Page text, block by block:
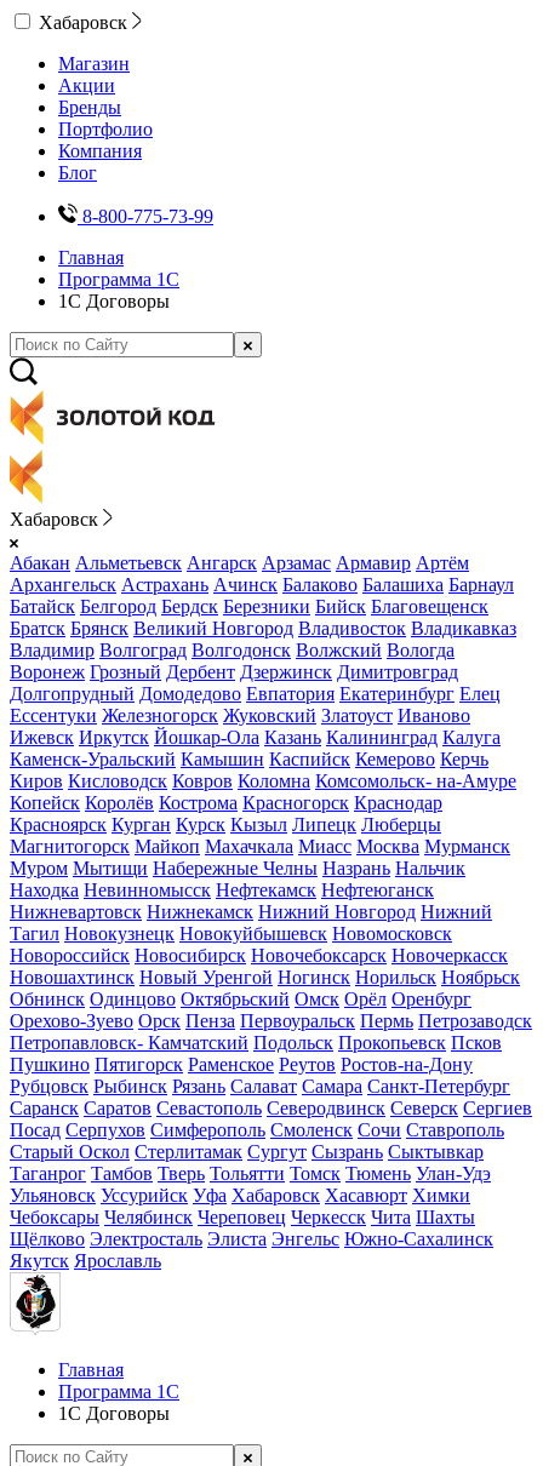
Хабаровск
Магазин
Акции
Бренды
Портфолио
Компания
Блог
8-800-775-73-99
Главная
Программа 1С
1С Договоры
Хабаровск
Абакан Альметьевск Ангарск Арзамас Армавир Артём
Архангельск Астрахань Ачинск Балаково Балашиха Барнаул
Батайск Белгород Бердск Березники Бийск Благовещенск
Братск Брянск Великий Новгород Владивосток Владикавказ
Владимир Волгоград Волгодонск Волжский Вологда
Воронеж Грозный Дербент Дзержинск Димитровград
Долгопрудный Домодедово Евпатория Екатеринбург Елец
Ессентуки Железногорск Жуковский Златоуст Иваново
Ижевск Иркутск Йошкар-Ола Казань Калининград Калуга
Каменск-Уральский Камышин Каспийск Кемерово Керчь
Киров Кисловодск Ковров Коломна Комсомольск- на-Амуре
Копейск Королёв Кострома Красногорск Краснодар
Красноярск Курган Курск Кызыл Липецк Люберцы
Магнитогорск Майкоп Махачкала Миасс Москва Мурманск
Муром Мытищи Набережные Челны Назрань Нальчик
Находка Невинномысск Нефтекамск Нефтеюганск
Нижневартовск Нижнекамск Нижний Новгород Нижний
Тагил Новокузнецк Новокуйбышевск Новомосковск
Новороссийск Новосибирск Новочебоксарск Новочеркасск
Новошахтинск Новый Уренгой Ногинск Норильск Ноябрьск
Обнинск Одинцово Октябрьский Омск Орёл Оренбург
Орехово-Зуево Орск Пенза Первоуральск Пермь Петрозаводск
Петропавловск- Камчатский Подольск Прокопьевск Псков
Пушкино Пятигорск Раменское Реутов Ростов-на-Дону
Рубцовск Рыбинск Рязань Салават Самара Санкт-Петербург
Саранск Саратов Севастополь Северодвинск Северск Сергиев
Посад Серпухов Симферополь Смоленск Сочи Ставрополь
Старый Оскол Стерлитамак Сургут Сызрань Сыктывкар
Таганрог Тамбов Тверь Тольятти Томск Тюмень Улан-Удэ
Ульяновск Уссурийск Уфа Хабаровск Хасавюрт Химки
Чебоксары Челябинск Череповец Черкесск Чита Шахты
Щёлково Электросталь Элиста Энгельс Южно-Сахалинск
Якутск Ярославль
Главная
Программа 1С
1С Договоры